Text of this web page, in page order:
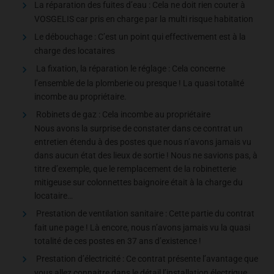
La réparation des fuites d’eau : Cela ne doit rien couter à
VOSGELIS car pris en charge par la multi risque habitation
Le débouchage : C’est un point qui effectivement est à la
charge des locataires
La fixation, la réparation le réglage : Cela concerne
l’ensemble de la plomberie ou presque ! La quasi totalité
incombe au propriétaire.
Robinets de gaz : Cela incombe au propriétaire
Nous avons la surprise de constater dans ce contrat un
entretien étendu à des postes que nous n’avons jamais vu
dans aucun état des lieux de sortie ! Nous ne savions pas, à
titre d’exemple, que le remplacement de la robinetterie
mitigeuse sur colonnettes baignoire était à la charge du
locataire…
Prestation de ventilation sanitaire : Cette partie du contrat
fait une page ! Là encore, nous n’avons jamais vu la quasi
totalité de ces postes en 37 ans d’existence !
Prestation d’électricité : Ce contrat présente l’avantage que